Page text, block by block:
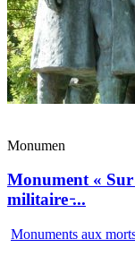
Monumen
Monument « Sur
militaire ̵...
Monuments aux